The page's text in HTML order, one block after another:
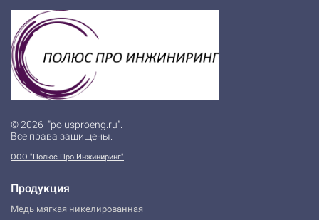
© 2026 "polusproeng.ru".
Все права защищены.
ООО "Полюс Про Инжиниринг"
Продукция
Медь мягкая никелированная